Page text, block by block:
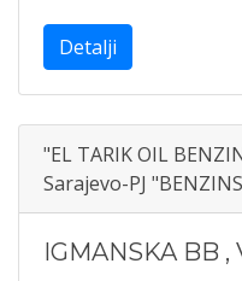
Detalji
"EL TARIK OIL
Sarajevo-PJ
IGMANSKA BB ,